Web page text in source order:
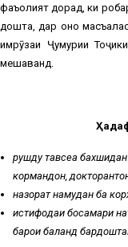
фаъолият дорад, ки
дошта, дар онҳо
имрӯзаи Ҷумҳурии
мешаванд.
рушду тавсеа бахшидан
кормандон,
назорат намудан ба
истифодаи босамари
барои баланд